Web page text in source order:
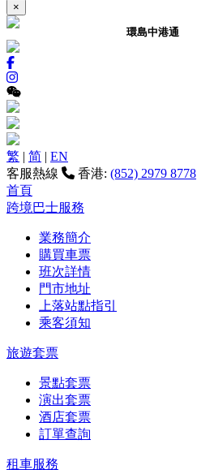
×
環島中港通
繁 | 简 | EN
客服熱線
香港: (852) 2979 8778
首頁
跨境巴士服務
業務簡介
購買車票
班次詳情
門市地址
上落站點指引
乘客須知
旅遊套票
景點套票
演出套票
酒店套票
訂單查詢
租車服務